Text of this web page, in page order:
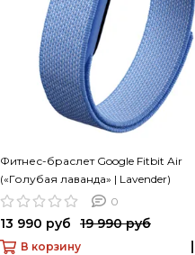
Фитнес-браслет Google Fitbit Air
(«Голубая лаванда» | Lavender)
0
13 990 руб 19 990 руб
В корзину